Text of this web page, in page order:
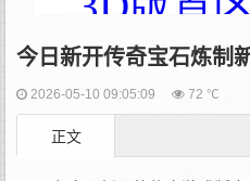
今日新开传奇宝石炼制
2026-05-10 09:05:09 72 ℃
正文